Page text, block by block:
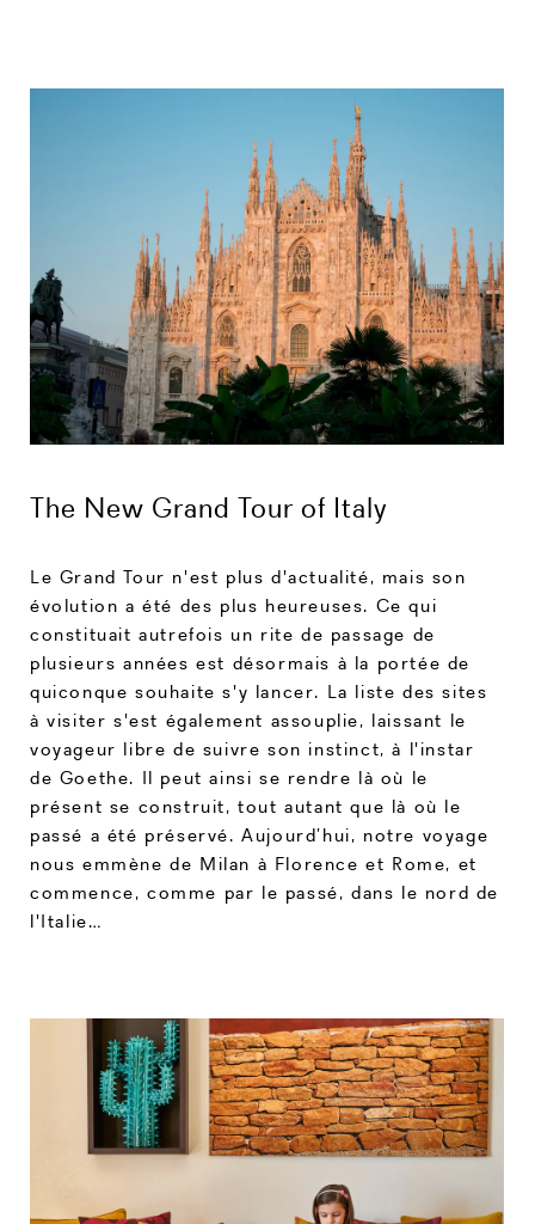
The New Grand Tour of Italy
Le Grand Tour n'est plus d'actualité, mais son
évolution a été des plus heureuses. Ce qui
constituait autrefois un rite de passage de
plusieurs années est désormais à la portée de
quiconque souhaite s'y lancer. La liste des sites
à visiter s'est également assouplie, laissant le
voyageur libre de suivre son instinct, à l'instar
de Goethe. Il peut ainsi se rendre là où le
présent se construit, tout autant que là où le
passé a été préservé. Aujourd’hui, notre voyage
nous emmène de Milan à Florence et Rome, et
commence, comme par le passé, dans le nord de
l'Italie…